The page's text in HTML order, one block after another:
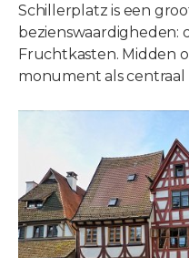
Schillerplatz is een
bezienswaardigheden:
Fruchtkasten. Midden
monument als